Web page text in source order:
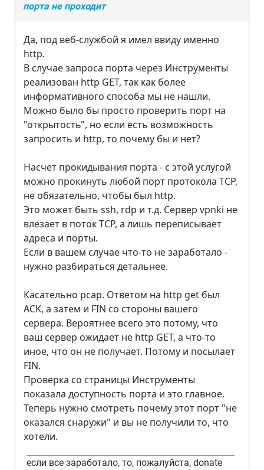
порта не проходит
Да, под веб-службой я имел ввиду именно
http.
В случае запроса порта через Инструменты
реализован http GET, так как более
информативного способа мы не нашли.
Можно было бы просто проверить порт на
"открытость", но если есть возможность
запросить и http, то почему бы и нет?
Насчет прокидывания порта - с этой услугой
можно прокинуть любой порт протокола TCP,
не обязательно, чтобы был http.
Это может быть ssh, rdp и т.д. Сервер vpnki не
влезает в поток TCP, а лишь переписывает
адреса и порты.
Если в вашем случае что-то не заработало -
нужно разбираться детальнее.
Касательно pcap. Ответом на http get был
ACK, а затем и FIN со стороны вашего
сервера. Вероятнее всего это потому, что
ваш сервер ожидает не http GET, а что-то
иное, что он не получает. Потому и посылает
FIN.
Проверка со страницы Инструменты
показала доступность порта и это главное.
Теперь нужно смотреть почему этот порт "не
оказался снаружи" и вы не получили то, что
хотели.
если все заработало, то, пожалуйста, donate